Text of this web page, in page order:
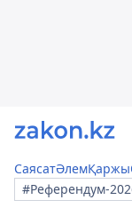
СаясатӘлемҚаржы
#Референдум-